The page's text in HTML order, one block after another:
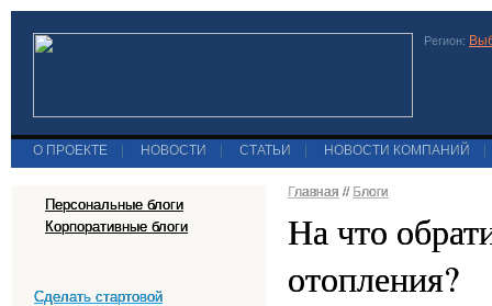
Регион:
О ПРОЕКТЕ НОВОСТИ СТАТЬИ НОВОСТИ КОМПАНИЙ
Персональные блоги
Корпоративные блоги
Сделать стартовой
Главная // Блоги
На что
отопления?